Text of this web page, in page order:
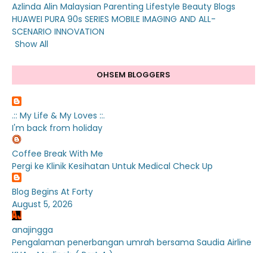
Azlinda Alin Malaysian Parenting Lifestyle Beauty Blogs
HUAWEI PURA 90s SERIES MOBILE IMAGING AND ALL-
SCENARIO INNOVATION
Show All
OHSEM BLOGGERS
.:: My Life & My Loves ::.
I'm back from holiday
Coffee Break With Me
Pergi ke Klinik Kesihatan Untuk Medical Check Up
Blog Begins At Forty
August 5, 2026
anajingga
Pengalaman penerbangan umrah bersama Saudia Airline